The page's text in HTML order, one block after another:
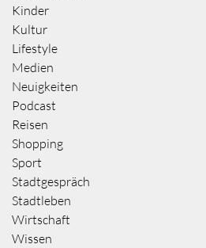
Kinder
Kultur
Lifestyle
Medien
Neuigkeiten
Podcast
Reisen
Shopping
Sport
Stadtgespräch
Stadtleben
Wirtschaft
Wissen